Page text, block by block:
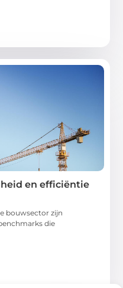
en efficiëntie
bouwsector zijn
die